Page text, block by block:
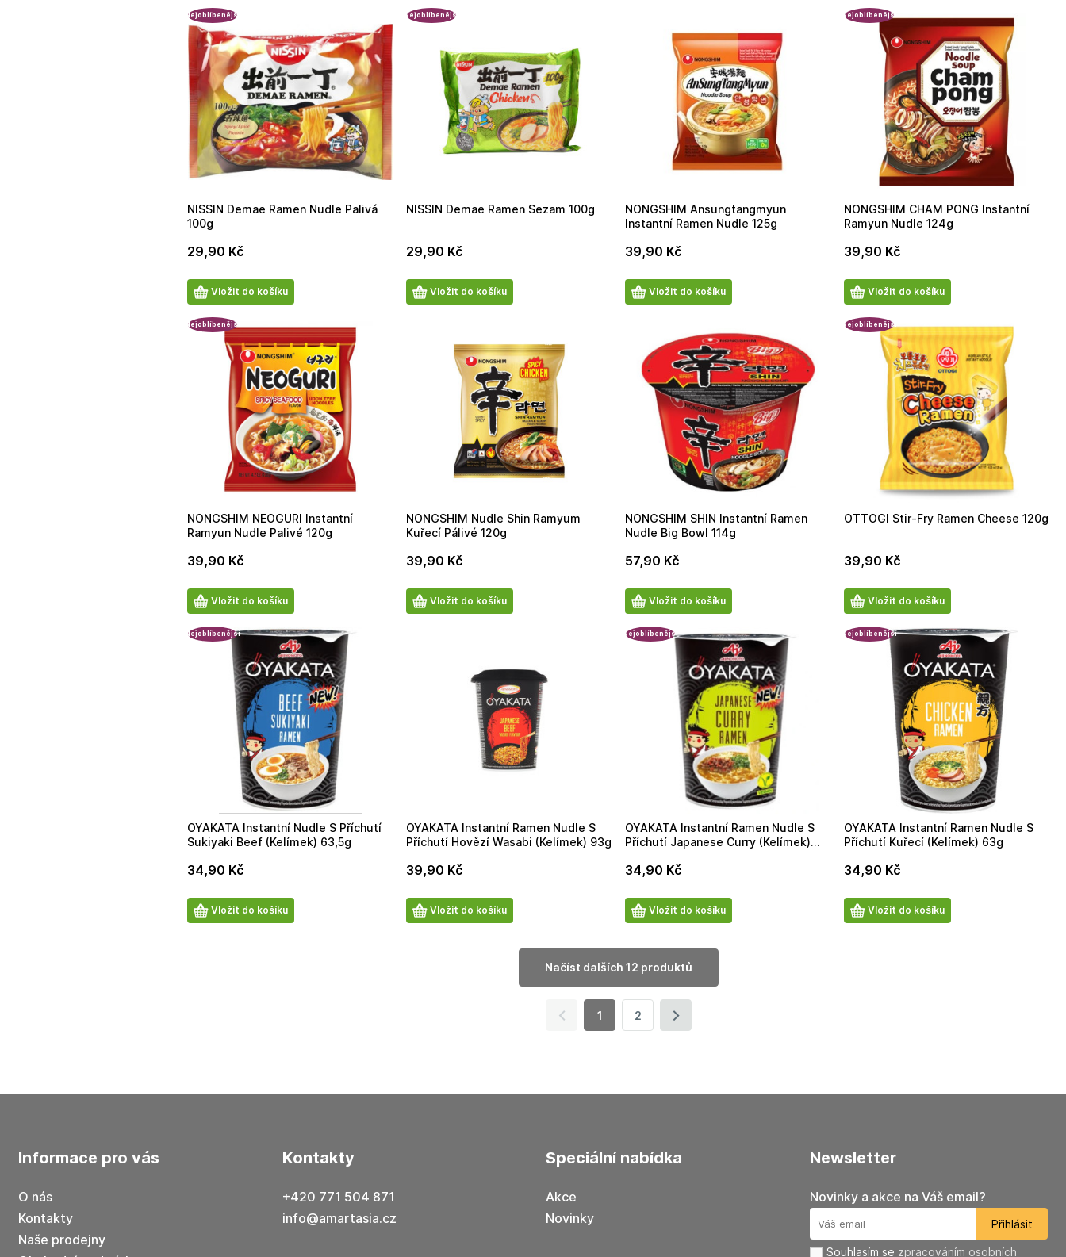
Nejoblíbenější
NISSIN Demae Ramen Nudle Palivá
100g
29,90 Kč
Počet
produktů
Vložit do košíku
Nejoblíbenější
NISSIN Demae Ramen Sezam 100g
29,90 Kč
Počet
produktů
Vložit do košíku
NONGSHIM Ansungtangmyun
Instantní Ramen Nudle 125g
39,90 Kč
Počet
produktů
Vložit do košíku
Nejoblíbenější
NONGSHIM CHAM PONG Instantní
Ramyun Nudle 124g
39,90 Kč
Počet
produktů
Vložit do košíku
Nejoblíbenější
NONGSHIM NEOGURI Instantní
Ramyun Nudle Palivé 120g
39,90 Kč
Počet
produktů
Vložit do košíku
NONGSHIM Nudle Shin Ramyum
Kuřecí Pálivé 120g
39,90 Kč
Počet
produktů
Vložit do košíku
NONGSHIM SHIN Instantní Ramen
Nudle Big Bowl 114g
57,90 Kč
Počet
produktů
Vložit do košíku
Nejoblíbenější
OTTOGI Stir-Fry Ramen Cheese 120g
39,90 Kč
Počet
produktů
Vložit do košíku
Nejoblíbenější
OYAKATA Instantní Nudle S Příchutí
Sukiyaki Beef (Kelímek) 63,5g
34,90 Kč
Počet
produktů
Vložit do košíku
OYAKATA Instantní Ramen Nudle S
Příchutí Hovězí Wasabi (Kelímek) 93g
39,90 Kč
Počet
produktů
Vložit do košíku
Nejoblíbenější
OYAKATA Instantní Ramen Nudle S
Příchutí Japanese Curry (Kelímek)
34,90 Kč
Počet
produktů
Vložit do košíku
Nejoblíbenější
OYAKATA Instantní Ramen Nudle S
Příchutí Kuřecí (Kelímek) 63g
34,90 Kč
Počet
produktů
Vložit do košíku
načíst dalších 12 produktů
1 2
informace pro vás
O nás
Kontakty
Naše prodejny
kontakty
+420 771 504 871
info@amartasia.cz
speciální nabídka
Akce
Novinky
newsletter
Novinky a akce na Váš email?
Souhlasím se zpracováním osobních